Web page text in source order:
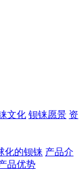
文化 钡铼愿景 资
化的钡铼 产品介
品优势